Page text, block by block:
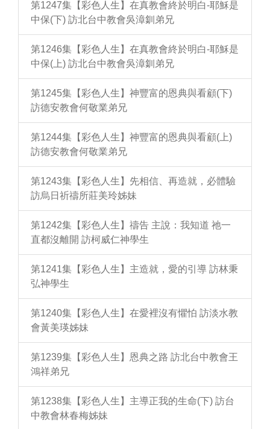
第1247集【彩色人生】在真教會終於明白-耶穌是
中保(下) 訪北台中教會吳漳釧弟兄
第1246集【彩色人生】在真教會終於明白-耶穌是
中保(上) 訪北台中教會吳漳釧弟兄
第1245集【彩色人生】神豐富的恩典與看顧(下)
訪德安教會何敬業弟兄
第1244集【彩色人生】神豐富的恩典與看顧(上)
訪德安教會何敬業弟兄
第1243集【彩色人生】先相信、再造就，必體驗
訪烏日祈禱所莊美玲姊妹
第1242集【彩色人生】禱告 主說：我知道 祂一
直都沒離開 訪柯威仁神學生
第1241集【彩色人生】主造就，愛的引導 訪林秉
弘神學生
第1240集【彩色人生】在愛裡沒有懼怕 訪淡水教
會黃美瑛姊妹
第1239集【彩色人生】恩典之路 訪北台中教會王
鴻祥弟兄
第1238集【彩色人生】主導正我的生命(下) 訪台
中教會林春梅姊妹